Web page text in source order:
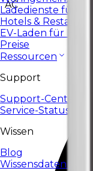
Ladedienste für
Hotels &
EV-Laden für
Preise
Ressourcen
Support
Support-Center
Service-Status
Wissen
Blog
Wissensdatenbank
AC